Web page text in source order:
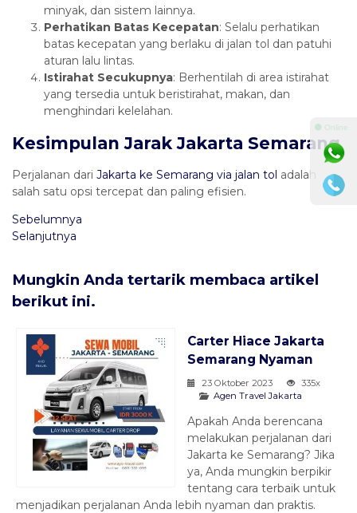
minyak, dan sistem lainnya.
Perhatikan Batas Kecepatan: Selalu perhatikan
batas kecepatan yang berlaku di jalan tol dan patuhi
aturan lalu lintas.
Istirahat Secukupnya: Berhentilah di area istirahat
yang tersedia untuk beristirahat, makan, dan
menghindari kelelahan.
Kesimpulan Jarak Jakarta Semarang
Perjalanan dari Jakarta ke Semarang via jalan tol adalah
salah satu opsi tercepat dan paling efisien.
Sebelumnya
Selanjutnya
Mungkin Anda tertarik membaca artikel
berikut ini.
Carter Hiace Jakarta
Semarang Nyaman
23 Oktober 2023
335x
Agen Travel Jakarta
Apakah Anda berencana
melakukan perjalanan dari
Jakarta ke Semarang? Jika
ya, Anda mungkin berpikir
tentang cara terbaik untuk
menjadikan perjalanan Anda lebih nyaman dan praktis.
⚫ Online